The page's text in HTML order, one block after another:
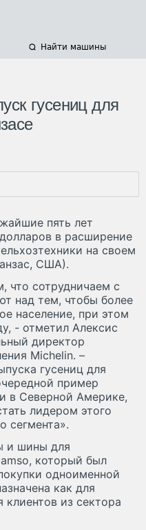
Найти машины
гусениц для
пять лет
в расширение
на своем
США).
что сотрудничаем с
над тем, чтобы более
население, при этом
- отметил Алексис
директор
Michelin. –
гусениц для
пример
в Северной Америке,
лидером этого
сегмента».
и шины для
который был
одноименной
как для
клиентов из сектора